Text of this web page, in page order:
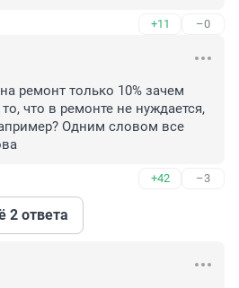
+11 –0
ремонт только 10% зачем
что в ремонте не нуждается,
Одним словом все
+42 –3
2 ответа